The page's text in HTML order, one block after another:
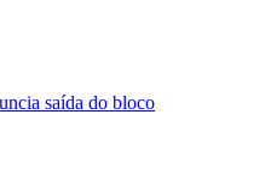
saída do bloco